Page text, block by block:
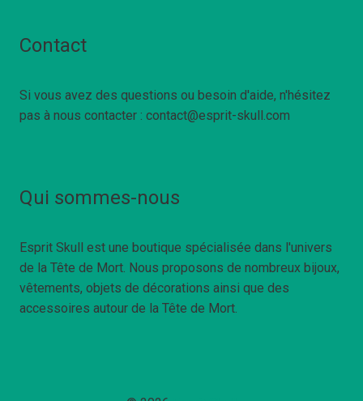
Contact
Si vous avez des questions ou besoin d'aide, n'hésitez
pas à nous contacter : contact@esprit-skull.com
Qui sommes-nous
Esprit Skull est une boutique spécialisée dans l'univers
de la Tête de Mort. Nous proposons de nombreux bijoux,
vêtements, objets de décorations ainsi que des
accessoires autour de la Tête de Mort.